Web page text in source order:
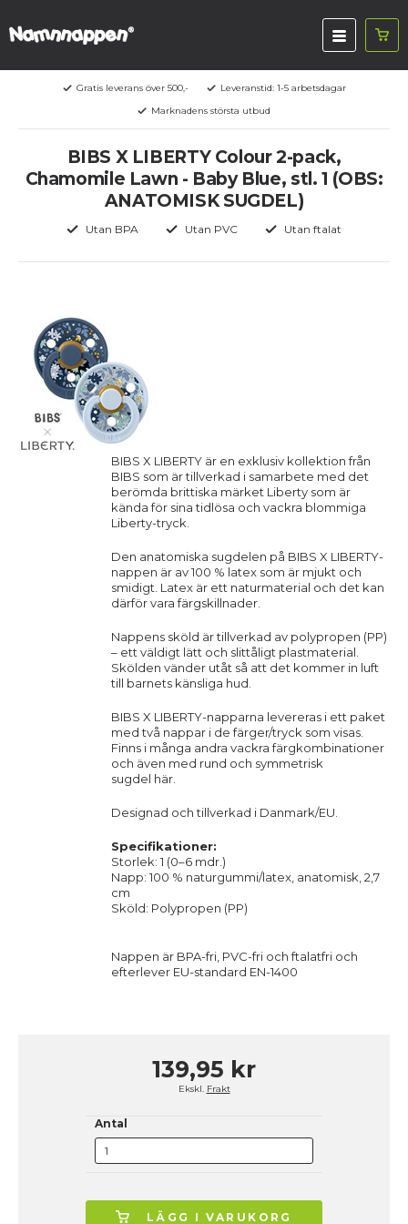
Gratis leverans över 500,-
Leveranstid: 1-5 arbetsdagar
Marknadens största utbud
BIBS X LIBERTY Colour 2-pack,
Chamomile Lawn - Baby Blue, stl. 1 (OBS:
ANATOMISK SUGDEL)
Utan BPA Utan PVC Utan ftalat
BIBS X LIBERTY är en exklusiv kollektion från
BIBS som är tillverkad i samarbete med det
berömda brittiska märket Liberty som är
kända för sina tidlösa och vackra blommiga
Liberty-tryck.
Den anatomiska sugdelen på BIBS X LIBERTY-
nappen är av 100 % latex som är mjukt och
smidigt. Latex är ett naturmaterial och det kan
därför vara färgskillnader.
Nappens sköld är tillverkad av polypropen (PP)
– ett väldigt lätt och slittåligt plastmaterial.
Skölden vänder utåt så att det kommer in luft
till barnets känsliga hud.
BIBS X LIBERTY-napparna levereras i ett paket
med två nappar i de färger/tryck som visas.
Finns i många andra vackra färgkombinationer
och även med rund och symmetrisk
sugdel här.
Designad och tillverkad i Danmark/EU.
Specifikationer:
Storlek: 1 (0–6 mdr.)
Napp: 100 % naturgummi/latex, anatomisk, 2,7
cm
Sköld: Polypropen (PP)
Nappen är BPA-fri, PVC-fri och ftalatfri och
efterlever EU-standard EN-1400
139,95 kr
Ekskl. Frakt
Antal
LÄGG I VARUKORG